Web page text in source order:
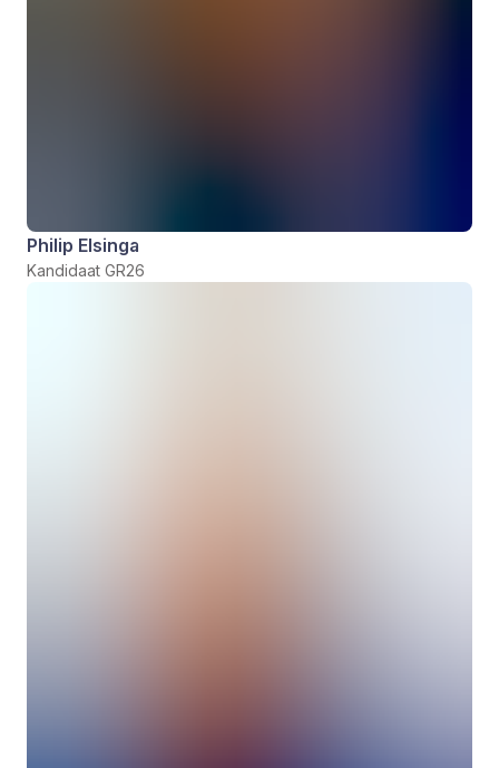
Philip Elsinga
Kandidaat GR26